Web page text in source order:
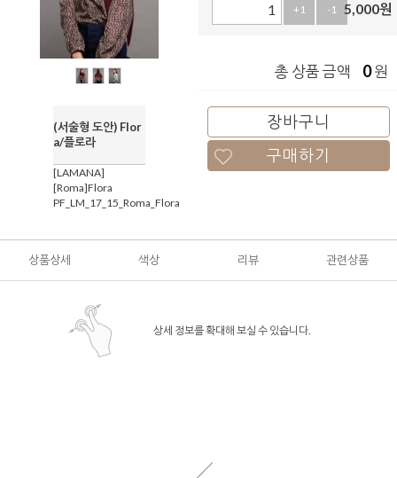
(서술형 도안) Flor
a/플로라
[LAMANA]
[Roma]Flora
PF_LM_17_15_Roma_Flora
+1 -1 5,000원
총 상품 금액 0원
장바구니
구매하기
상품상세 색상 리뷰 관련상품
상세 정보를 확대해 보실 수 있습니다.